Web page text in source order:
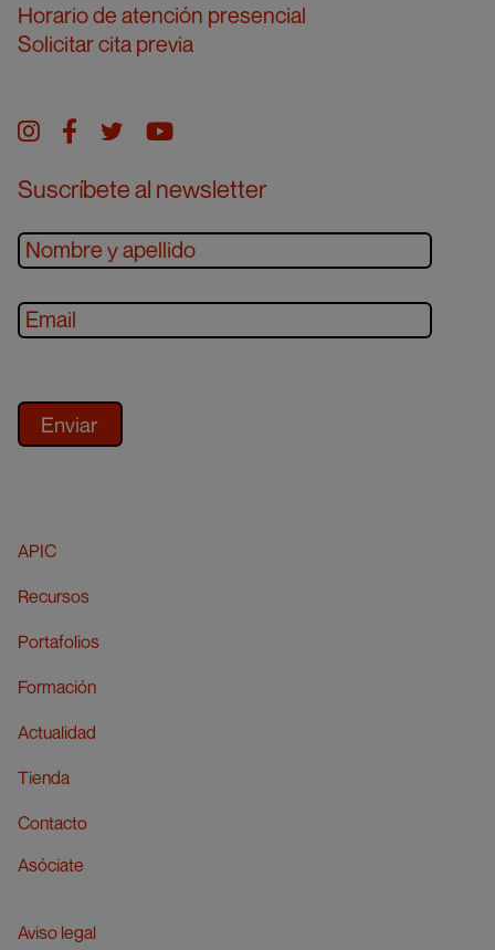
Horario de atención presencial
Solicitar cita previa
Instagram
facebook
twitteryoutube
Suscríbete al newsletter
APIC
Recursos
Portafolios
Formación
Actualidad
Tienda
Contacto
Asóciate
Aviso legal